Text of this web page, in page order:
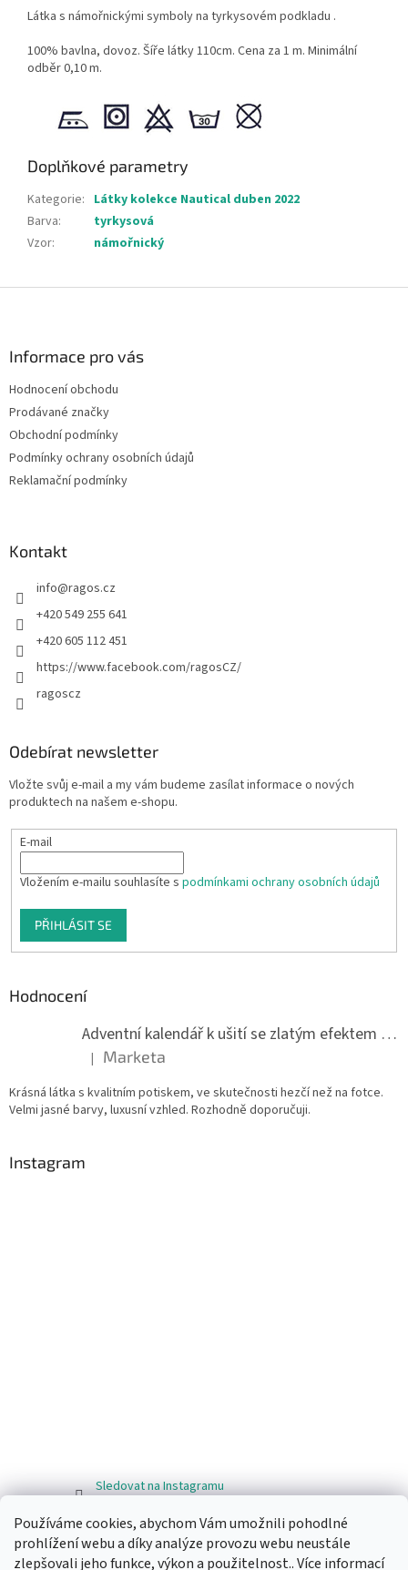
Používáme cookies, abychom Vám umožnili pohodlné
prohlížení webu a díky analýze provozu webu neustále
zlepšovali jeho funkce, výkon a použitelnost.. Více informací
Látka s námořnickými symboly na tyrkysovém podkladu .
100% bavlna, dovoz. Šíře látky 110cm. Cena za 1 m. Minimální
odběr 0,10 m.
Doplňkové parametry
Kategorie: Látky kolekce Nautical duben 2022
Barva:
tyrkysová
Vzor: námořnický
Informace pro vás
Hodnocení obchodu
Prodávané značky
Obchodní podmínky
Podmínky ochrany osobních údajů
Reklamační podmínky
Kontakt
info@ragos.cz
+420 549 255 641
+420 605 112 451
https://www.facebook.com/ragosCZ/
ragoscz
Odebírat newsletter
Vložte svůj e-mail a my vám budeme zasílat informace o nových
produktech na našem e-shopu.
E-mail
Vložením e-mailu souhlasíte s podmínkami ochrany osobních údajů
PŘIHLÁSIT SE
Hodnocení
Adventní kalendář k ušití se zlatým efektem 042Q
Hodnocení produktu je 5 z 5 hvězdiček.
| Marketa
Krásná látka s kvalitním potiskem, ve skutečnosti hezčí než na fotce.
Velmi jasné barvy, luxusní vzhled. Rozhodně doporučuji.
Instagram
Sledovat na Instagramu
Facebook